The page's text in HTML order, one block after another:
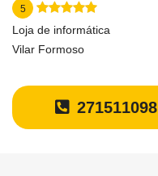
5
Loja de informática
Vilar Formoso
271511098